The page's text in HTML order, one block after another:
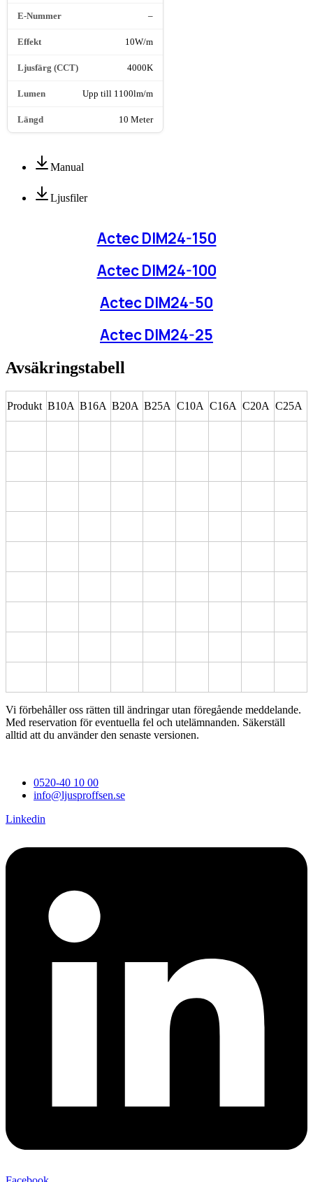
–
10W/m
4000K
Upp till 1100lm/m
10 Meter
Manual
Ljusfiler
Actec DIM24-150
Actec DIM24-100
Actec DIM24-50
Actec DIM24-25
Avsäkringstabell
Produkt B10A B16A B20A B25A C10A C16A C20A C25A
Vi förbehåller oss rätten till ändringar utan föregående meddelande.
Med reservation för eventuella fel och utelämnanden. Säkerställ
alltid att du använder den senaste versionen.
0520-40 10 00
info@ljusproffsen.se
Linkedin